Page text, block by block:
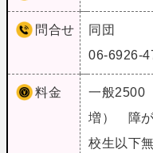
問合せ
同団
06-6926-
料金
一般2500
増） 障が
校生以下